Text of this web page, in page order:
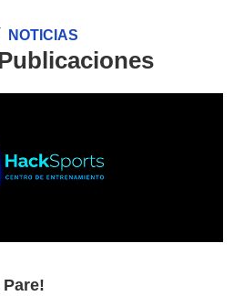
NOTICIAS
Pare!